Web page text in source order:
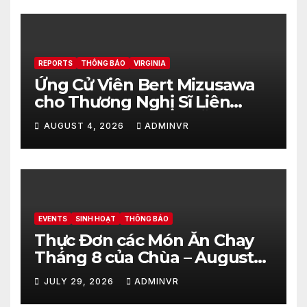
REPORTS THÔNG BÁO VIRGINIA
Ứng Cử Viên Bert Mizusawa
cho Thương Nghị Sĩ Liên
Bang Hoa Kỳ đang Dẫn Đầu
với 51.42% trong Kết Quả
Cuộc Bầu Cử Sơ Bộ Đảng
Cộng Hòa trong Tiểu Bang
AUGUST 4, 2026 ADMINVR
EVENTS SINH HOẠT THÔNG BÁO
Thực Đơn các Món Ăn Chay
Tháng 8 của Chùa – August
2026 – Vegetarian Food Menu
at Hue Quang Temple
JULY 29, 2026 ADMINVR